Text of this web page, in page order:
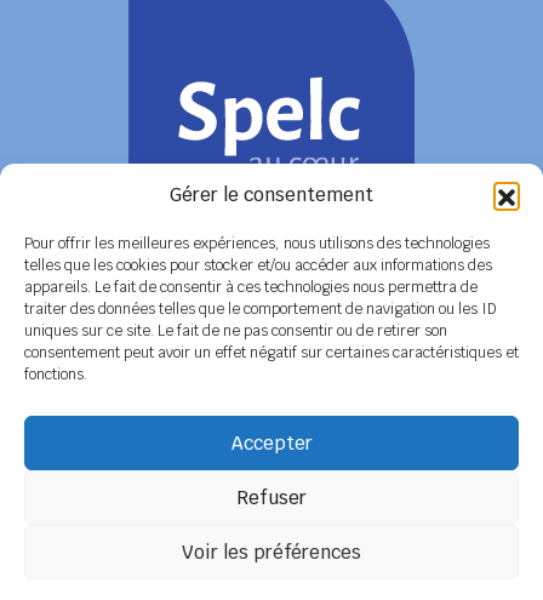
Gérer le consentement
Pour offrir les meilleures expériences, nous utilisons des technologies
telles que les cookies pour stocker et/ou accéder aux informations des
appareils. Le fait de consentir à ces technologies nous permettra de
traiter des données telles que le comportement de navigation ou les ID
uniques sur ce site. Le fait de ne pas consentir ou de retirer son
consentement peut avoir un effet négatif sur certaines caractéristiques et
fonctions.
Accepter
Refuser
Voir les préférences
COORDONNÉES
Siège social6 rue de Tolbiac - 37100 TOURS
Tél. 02 47 51 89 78 / 06 08 86 79 50
SecrétariatBP 14 - 79800 LA MOTHE SAINT HERAY
Tél. 05 49 04 91 45 / 06 14 12 56 26